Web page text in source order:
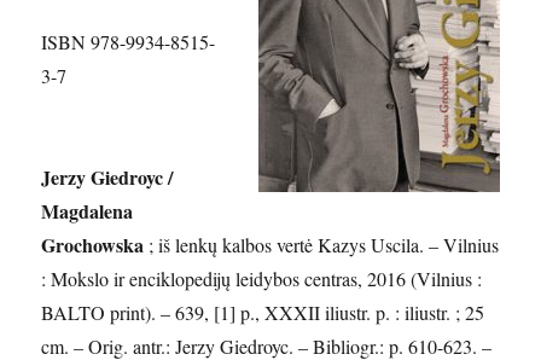
ISBN 978-9934-8515-
3-7
Jerzy Giedroyc /
Magdalena
Grochowska ; iš lenkų kalbos vertė Kazys Uscila. – Vilnius
: Mokslo ir enciklopedijų leidybos centras, 2016 (Vilnius :
BALTO print). – 639, [1] p., XXXII iliustr. p. : iliustr. ; 25
cm. – Orig. antr.: Jerzy Giedroyc. – Bibliogr.: p. 610-623. –